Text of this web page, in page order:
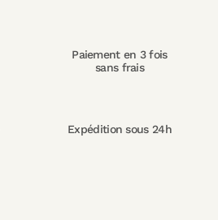
Paiement en 3 fois
sans frais
Expédition sous 24h